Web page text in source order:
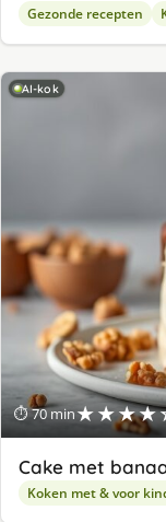
Gezonde recepten
AI-kok
⏱ 70 min
Cake met
Koken met & voor